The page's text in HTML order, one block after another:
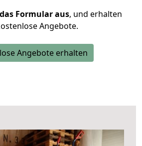
Formular aus, und erhalten
Angebote.
Angebote erhalten